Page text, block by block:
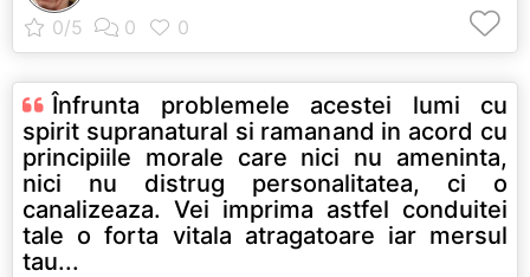
Înfrunta problemele acestei lumi cu
spirit supranatural si ramanand in acord cu
principiile morale care nici nu ameninta,
nici nu distrug personalitatea, ci o
canalizeaza. Vei imprima astfel conduitei
tale o forta vitala atragatoare iar mersul
tau...